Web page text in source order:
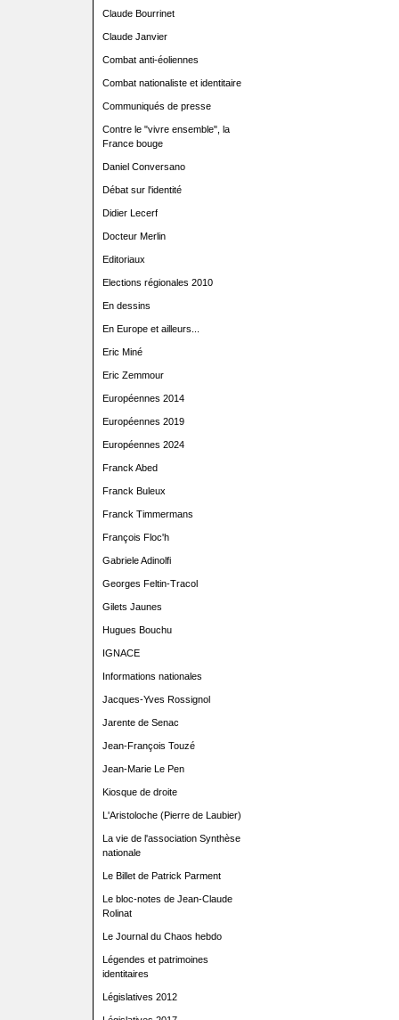
Claude Bourrinet
Claude Janvier
Combat anti-éoliennes
Combat nationaliste et identitaire
Communiqués de presse
Contre le "vivre ensemble", la
France bouge
Daniel Conversano
Débat sur l'identité
Didier Lecerf
Docteur Merlin
Editoriaux
Elections régionales 2010
En dessins
En Europe et ailleurs...
Eric Miné
Eric Zemmour
Européennes 2014
Européennes 2019
Européennes 2024
Franck Abed
Franck Buleux
Franck Timmermans
François Floc'h
Gabriele Adinolfi
Georges Feltin-Tracol
Gilets Jaunes
Hugues Bouchu
IGNACE
Informations nationales
Jacques-Yves Rossignol
Jarente de Senac
Jean-François Touzé
Jean-Marie Le Pen
Kiosque de droite
L'Aristoloche (Pierre de Laubier)
La vie de l'association Synthèse
nationale
Le Billet de Patrick Parment
Le bloc-notes de Jean-Claude
Rolinat
Le Journal du Chaos hebdo
Légendes et patrimoines
identitaires
Législatives 2012